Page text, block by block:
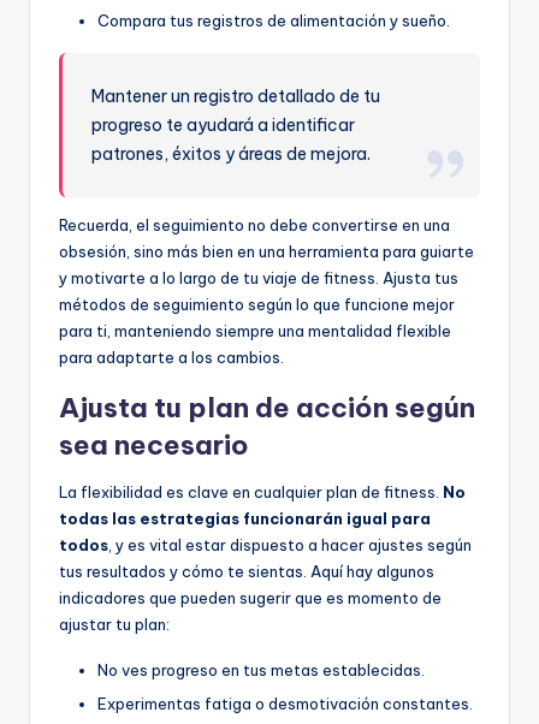
Compara tus registros de alimentación y sueño.
Mantener un registro detallado de tu
progreso te ayudará a identificar
patrones, éxitos y áreas de mejora.
Recuerda, el seguimiento no debe convertirse en una
obsesión, sino más bien en una herramienta para guiarte
y motivarte a lo largo de tu viaje de fitness. Ajusta tus
métodos de seguimiento según lo que funcione mejor
para ti, manteniendo siempre una mentalidad flexible
para adaptarte a los cambios.
Ajusta tu plan de acción según
sea necesario
La flexibilidad es clave en cualquier plan de fitness. No
todas las estrategias funcionarán igual para
todos, y es vital estar dispuesto a hacer ajustes según
tus resultados y cómo te sientas. Aquí hay algunos
indicadores que pueden sugerir que es momento de
ajustar tu plan:
No ves progreso en tus metas establecidas.
Experimentas fatiga o desmotivación constantes.